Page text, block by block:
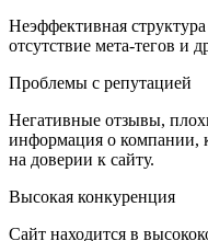
Неэффективная
отсутствие мета-тегов и
Проблемы с репутацией
Негативные отзывы,
информация о компании,
на доверии к сайту.
Высокая конкуренция
Сайт находится в